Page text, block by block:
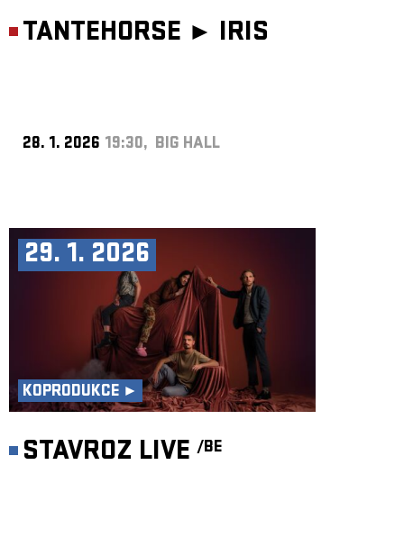
TANTEHORSE ► IRIS
28. 1. 2026 19:30, BIG HALL
29. 1. 2026
KOPRODUKCE ►
STAVROZ LIVE /BE